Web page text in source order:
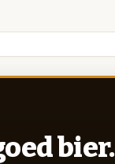
bier.